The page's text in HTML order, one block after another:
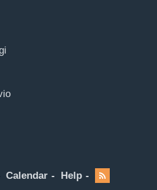
Calendar Help